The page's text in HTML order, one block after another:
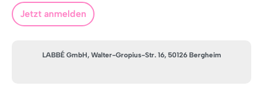
Jetzt anmelden
LABBÉ GmbH, Walter-Gropius-Str. 16, 50126 Bergheim